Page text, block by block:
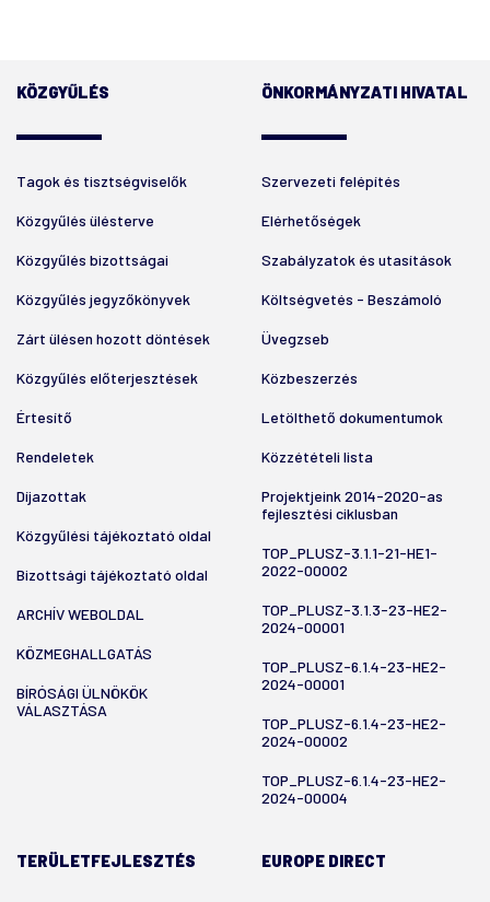
KÖZGYŰLÉS
Tagok és tisztségviselők
Közgyűlés ülésterve
Közgyűlés bizottságai
Közgyűlés jegyzőkönyvek
Zárt ülésen hozott döntések
Közgyűlés előterjesztések
Értesítő
Rendeletek
Díjazottak
Közgyűlési tájékoztató oldal
Bizottsági tájékoztató oldal
ARCHÍV WEBOLDAL
KÖZMEGHALLGATÁS
BÍRÓSÁGI ÜLNÖKÖK
VÁLASZTÁSA
ÖNKORMÁNYZATI HIVATAL
Szervezeti felépítés
Elérhetőségek
Szabályzatok és utasítások
Költségvetés - Beszámoló
Üvegzseb
Közbeszerzés
Letölthető dokumentumok
Közzétételi lista
Projektjeink 2014-2020-as
fejlesztési ciklusban
TOP_PLUSZ-3.1.1-21-HE1-
2022-00002
TOP_PLUSZ-3.1.3-23-HE2-
2024-00001
TOP_PLUSZ-6.1.4-23-HE2-
2024-00001
TOP_PLUSZ-6.1.4-23-HE2-
2024-00002
TOP_PLUSZ-6.1.4-23-HE2-
2024-00004
TERÜLETFEJLESZTÉS EUROPE DIRECT